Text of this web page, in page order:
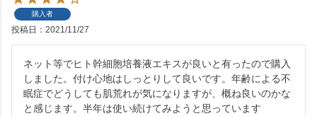
購入者
投稿日 2021/11/27
ネット等でヒト幹細胞培養液エキスが良いと有ったので購入
しました。付け心地はしっとりして良いです。年齢による不
眠症でどうしても肌荒れが気になりますが、概ね良いのかな
と感じます。半年は使い続けてみようと思っています